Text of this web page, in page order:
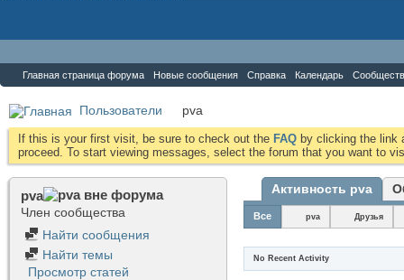
Главная страница форума Новые сообщения Справка Календарь
Пользователи pva
If this is your first visit, be sure to check out the FAQ by clicking the link
proceed. To start viewing messages, select the forum that you want to
pva
Член сообщества
Найти сообщения
Найти темы
Просмотр статей
Активность pva
Все pva Друзья
No Recent Activity